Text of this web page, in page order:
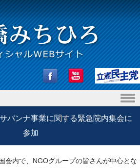
バンナ事業に関する緊急院内集会に
参加
会内で、NGOグループの皆さんが中心とな